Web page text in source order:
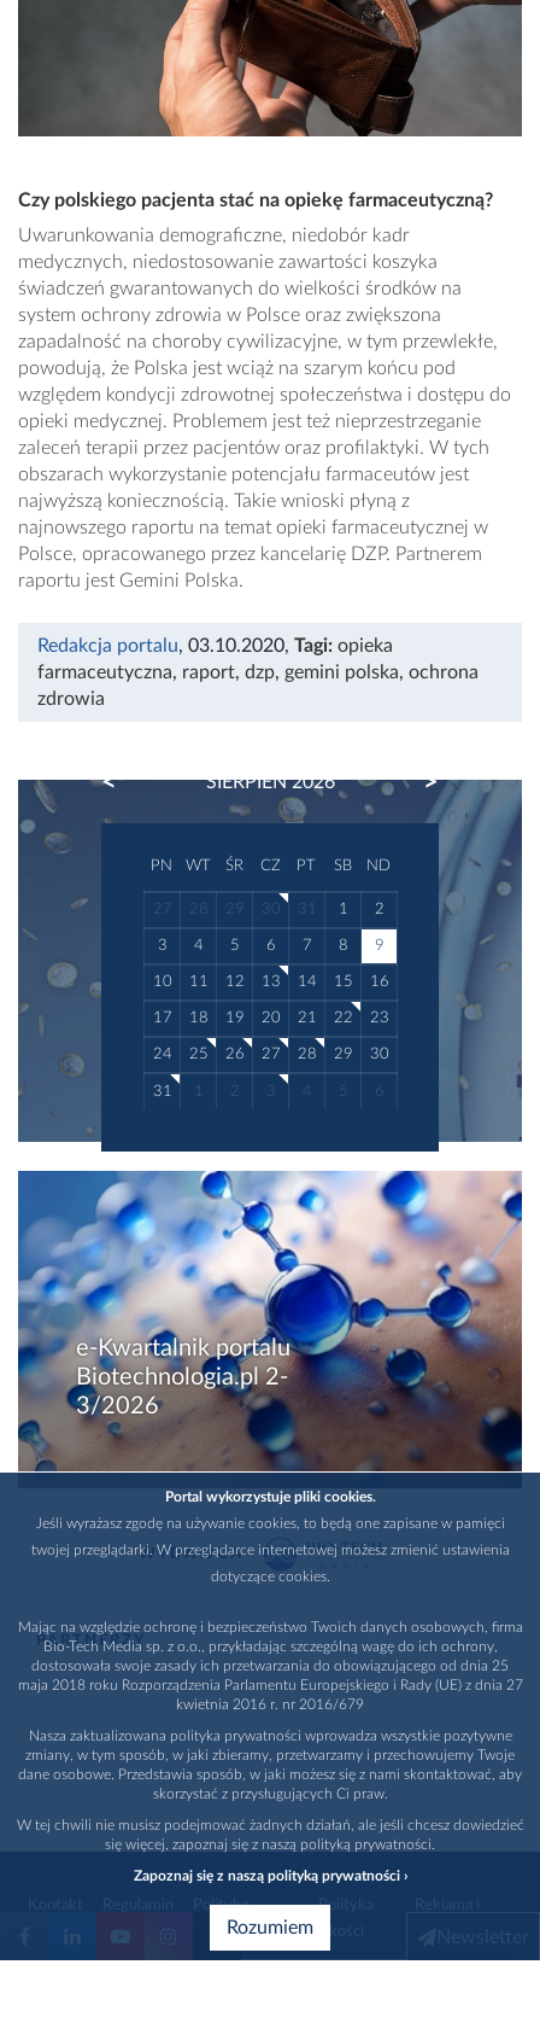
Czy polskiego pacjenta stać na opiekę farmaceutyczną?
Uwarunkowania demograficzne, niedobór kadr
medycznych, niedostosowanie zawartości koszyka
świadczeń gwarantowanych do wielkości środków na
system ochrony zdrowia w Polsce oraz zwiększona
zapadalność na choroby cywilizacyjne, w tym przewlekłe,
powodują, że Polska jest wciąż na szarym końcu pod
względem kondycji zdrowotnej społeczeństwa i dostępu do
opieki medycznej. Problemem jest też nieprzestrzeganie
zaleceń terapii przez pacjentów oraz profilaktyki. W tych
obszarach wykorzystanie potencjału farmaceutów jest
najwyższą koniecznością. Takie wnioski płyną z
najnowszego raportu na temat opieki farmaceutycznej w
Polsce, opracowanego przez kancelarię DZP. Partnerem
raportu jest Gemini Polska.
Redakcja portalu, 03.10.2020, Tagi: opieka
farmaceutyczna, raport, dzp, gemini polska, ochrona
zdrowia
SIERPIEŃ 2026
PREVIOUS NEXT
PN WT ŚR CZ PT SB ND
27 28 29 30 31 1 2
3 4 5 6 7 8 9
10 11 12 13 14 15 16
17 18 19 20 21 22 23
24 25 26 27 28 29 30
31 1 2 3 4 5 6
e-Kwartalnik portalu
Biotechnologia.pl 2-
3/2026
WYDAWCA
PARTNERZY
Polityka
prywatności
Polityka
promocja
Portal wykorzystuje pliki cookies.
Jeśli wyrażasz zgodę na używanie cookies, to będą one zapisane w pamięci
twojej przeglądarki. W przeglądarce internetowej możesz zmienić ustawienia
dotyczące cookies.
Mając na względzie ochronę i bezpieczeństwo Twoich danych osobowych, firma
Bio-Tech Media sp. z o.o., przykładając szczególną wagę do ich ochrony,
dostosowała swoje zasady ich przetwarzania do obowiązującego od dnia 25
maja 2018 roku Rozporządzenia Parlamentu Europejskiego i Rady (UE) z dnia 27
kwietnia 2016 r. nr 2016/679
Nasza zaktualizowana polityka prywatności wprowadza wszystkie pozytywne
zmiany, w tym sposób, w jaki zbieramy, przetwarzamy i przechowujemy Twoje
dane osobowe. Przedstawia sposób, w jaki możesz się z nami skontaktować, aby
skorzystać z przysługujących Ci praw.
W tej chwili nie musisz podejmować żadnych działań, ale jeśli chcesz dowiedzieć
się więcej, zapoznaj się z naszą polityką prywatności.
Zapoznaj się z naszą polityką prywatności ›
Rozumiem Newsletter